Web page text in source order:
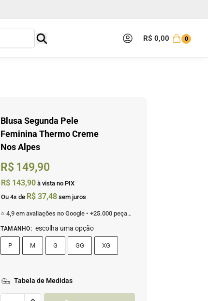
R$ 0,00 0
Blusa Segunda Pele
Feminina Thermo Creme
Nos Alpes
R$ 149,90
R$ 143,90 à vista no PIX
Ou 4x de R$ 37,48 sem juros
⭐ 4,9 em avaliações no Google • +25.000 peças enviadas
TAMANHO: escolha uma opção
P M G GG XG
Tabela de Medidas